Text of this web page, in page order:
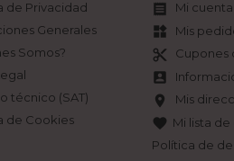
de Privacidad
Generales
Somos?
técnico (SAT)
de Cookies
 Mi cuenta
widgets Mis
content_cut Cupones
account_box
location_on Mis
favorite Mi lista
Política de